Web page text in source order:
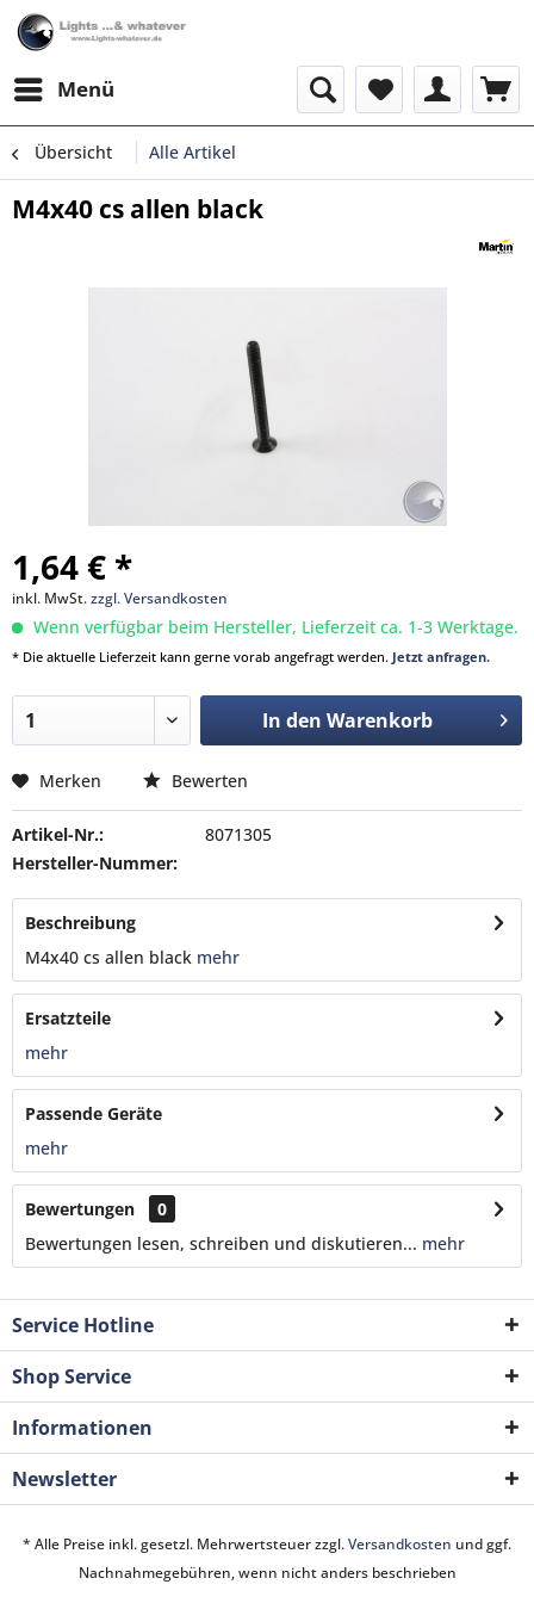
Menü
Übersicht Alle Artikel
M4x40 cs allen black
1,64 € *
inkl. MwSt.zzgl. Versandkosten
Wenn verfügbar beim Hersteller, Lieferzeit ca. 1-3 Werktage.
* Die aktuelle Lieferzeit kann gerne vorab angefragt werden. Jetzt anfragen.
In den Warenkorb
Merken Bewerten
Artikel-Nr.:
8071305
Hersteller-Nummer:
Beschreibung
M4x40 cs allen black mehr
Ersatzteile
mehr
Passende Geräte
mehr
Bewertungen
0
Bewertungen lesen, schreiben und diskutieren... mehr
Service Hotline
Shop Service
Informationen
Newsletter
* Alle Preise inkl. gesetzl. Mehrwertsteuer zzgl.Versandkosten und ggf.
Nachnahmegebühren, wenn nicht anders beschrieben